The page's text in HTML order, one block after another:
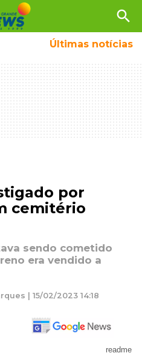
search
Últimas notícias
por
cemitério
sendo cometido
era vendido a
| 15/02/2023 14:18
readme